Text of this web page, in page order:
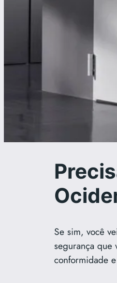
Se sim, você
segurança que
conformidade